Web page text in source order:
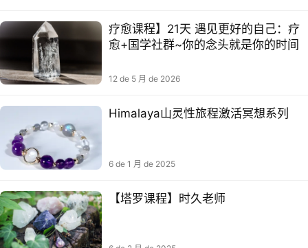
疗愈课程】21天 遇见更好的自己：疗
愈+国学社群~你的念头就是你的时间
12 de 5 月 de 2026
Himalaya山灵性旅程激活冥想系列
6 de 1 月 de 2025
【塔‮课罗‬程】时久老师